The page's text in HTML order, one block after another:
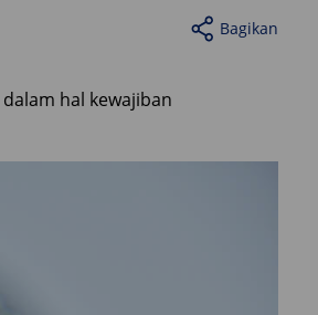
Bagikan
hal kewajiban